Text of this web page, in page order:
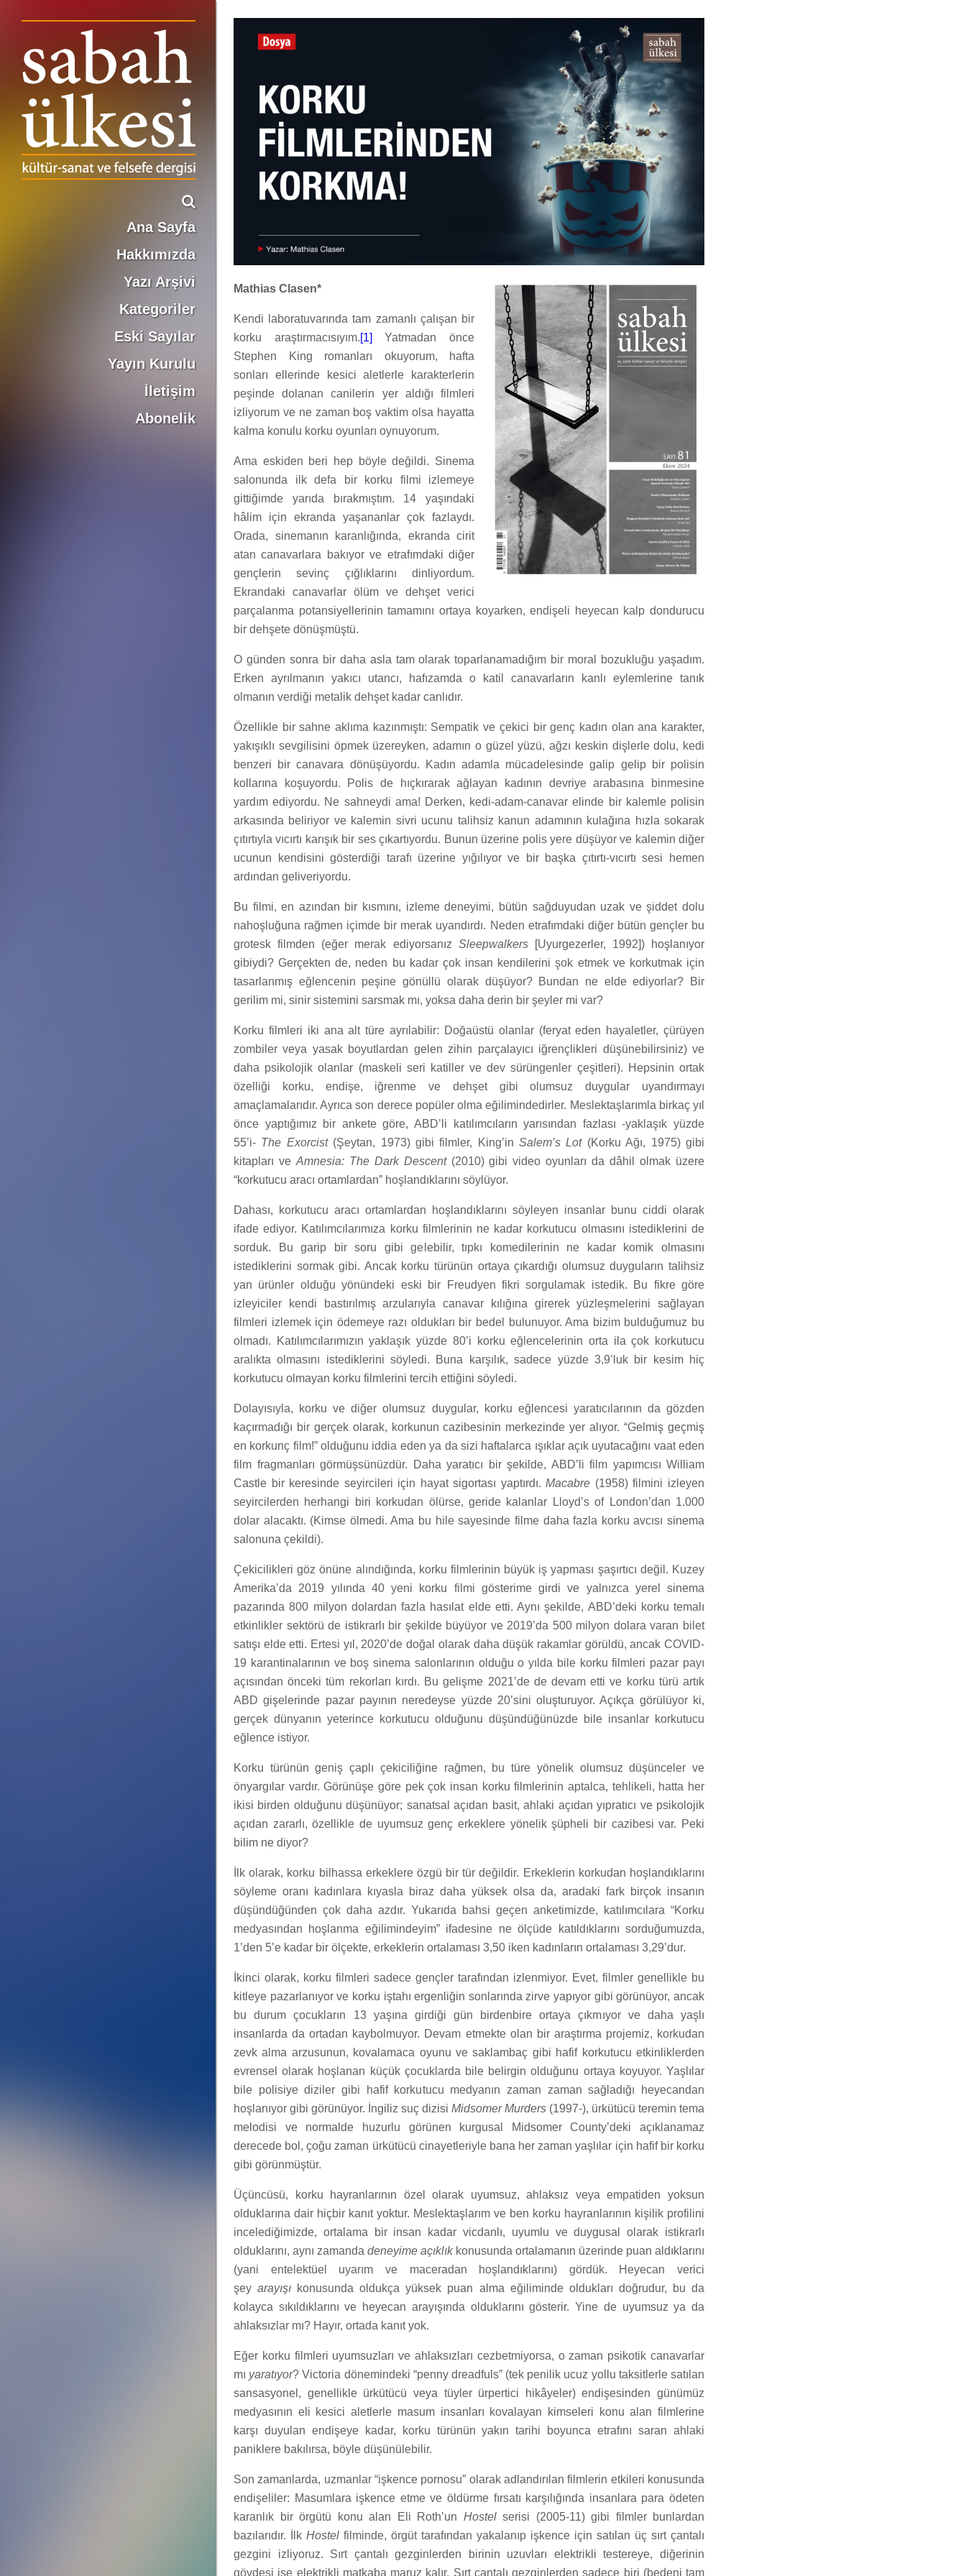
Ana Sayfa
Hakkımızda
Yazı Arşivi
Kategoriler
Eski Sayılar
Yayın Kurulu
İletişim
Abonelik
Mathias Clasen*
Kendi laboratuvarında tam zamanlı çalışan bir
korku araştırmacısıyım.[1] Yatmadan önce
Stephen King romanları okuyorum, hafta
sonları ellerinde kesici aletlerle karakterlerin
peşinde dolanan canilerin yer aldığı filmleri
izliyorum ve ne zaman boş vaktim olsa hayatta
kalma konulu korku oyunları oynuyorum.
Ama eskiden beri hep böyle değildi. Sinema
salonunda ilk defa bir korku filmi izlemeye
gittiğimde yarıda bırakmıştım. 14 yaşındaki
hâlim için ekranda yaşananlar çok fazlaydı.
Orada, sinemanın karanlığında, ekranda cirit
atan canavarlara bakıyor ve etrafımdaki diğer
gençlerin sevinç çığlıklarını dinliyordum.
Ekrandaki canavarlar ölüm ve dehşet verici
parçalanma potansiyellerinin tamamını ortaya koyarken, endişeli heyecan kalp dondurucu
bir dehşete dönüşmüştü.
O günden sonra bir daha asla tam olarak toparlanamadığım bir moral bozukluğu yaşadım.
Erken ayrılmanın yakıcı utancı, hafızamda o katil canavarların kanlı eylemlerine tanık
olmanın verdiği metalik dehşet kadar canlıdır.
Özellikle bir sahne aklıma kazınmıştı: Sempatik ve çekici bir genç kadın olan ana karakter,
yakışıklı sevgilisini öpmek üzereyken, adamın o güzel yüzü, ağzı keskin dişlerle dolu, kedi
benzeri bir canavara dönüşüyordu. Kadın adamla mücadelesinde galip gelip bir polisin
kollarına koşuyordu. Polis de hıçkırarak ağlayan kadının devriye arabasına binmesine
yardım ediyordu. Ne sahneydi ama! Derken, kedi-adam-canavar elinde bir kalemle polisin
arkasında beliriyor ve kalemin sivri ucunu talihsiz kanun adamının kulağına hızla sokarak
çıtırtıyla vıcırtı karışık bir ses çıkartıyordu. Bunun üzerine polis yere düşüyor ve kalemin diğer
ucunun kendisini gösterdiği tarafı üzerine yığılıyor ve bir başka çıtırtı-vıcırtı sesi hemen
ardından geliveriyordu.
Bu filmi, en azından bir kısmını, izleme deneyimi, bütün sağduyudan uzak ve şiddet dolu
nahoşluğuna rağmen içimde bir merak uyandırdı. Neden etrafımdaki diğer bütün gençler bu
grotesk filmden (eğer merak ediyorsanız Sleepwalkers[Uyurgezerler, 1992]) hoşlanıyor
gibiydi? Gerçekten de, neden bu kadar çok insan kendilerini şok etmek ve korkutmak için
tasarlanmış eğlencenin peşine gönüllü olarak düşüyor? Bundan ne elde ediyorlar? Bir
gerilim mi, sinir sistemini sarsmak mı, yoksa daha derin bir şeyler mi var?
Korku filmleri iki ana alt türe ayrılabilir: Doğaüstü olanlar (feryat eden hayaletler, çürüyen
zombiler veya yasak boyutlardan gelen zihin parçalayıcı iğrençlikleri düşünebilirsiniz) ve
daha psikolojik olanlar (maskeli seri katiller ve dev sürüngenler çeşitleri). Hepsinin ortak
özelliği korku, endişe, iğrenme ve dehşet gibi olumsuz duygular uyandırmayı
amaçlamalarıdır. Ayrıca son derece popüler olma eğilimindedirler. Meslektaşlarımla birkaç yıl
önce yaptığımız bir ankete göre, ABD’li katılımcıların yarısından fazlası -yaklaşık yüzde
55’i- The Exorcist(Şeytan, 1973) gibi filmler, King’inSalem’s Lot(Korku Ağı, 1975) gibi
kitapları ve Amnesia: The Dark Descent(2010) gibi video oyunları da dâhil olmak üzere
“korkutucu aracı ortamlardan” hoşlandıklarını söylüyor.
Dahası, korkutucu aracı ortamlardan hoşlandıklarını söyleyen insanlar bunu ciddi olarak
ifade ediyor. Katılımcılarımıza korku filmlerinin ne kadar korkutucu olmasını istediklerini de
sorduk. Bu garip bir soru gibi gelebilir, tıpkı komedilerinin ne kadar komik olmasını
istediklerini sormak gibi. Ancak korku türünün ortaya çıkardığı olumsuz duyguların talihsiz
yan ürünler olduğu yönündeki eski bir Freudyen fikri sorgulamak istedik. Bu fikre göre
izleyiciler kendi bastırılmış arzularıyla canavar kılığına girerek yüzleşmelerini sağlayan
filmleri izlemek için ödemeye razı oldukları bir bedel bulunuyor. Ama bizim bulduğumuz bu
olmadı. Katılımcılarımızın yaklaşık yüzde 80’i korku eğlencelerinin orta ila çok korkutucu
aralıkta olmasını istediklerini söyledi. Buna karşılık, sadece yüzde 3,9’luk bir kesim hiç
korkutucu olmayan korku filmlerini tercih ettiğini söyledi.
Dolayısıyla, korku ve diğer olumsuz duygular, korku eğlencesi yaratıcılarının da gözden
kaçırmadığı bir gerçek olarak, korkunun cazibesinin merkezinde yer alıyor. “Gelmiş geçmiş
en korkunç film!” olduğunu iddia eden ya da sizi haftalarca ışıklar açık uyutacağını vaat eden
film fragmanları görmüşsünüzdür. Daha yaratıcı bir şekilde, ABD’li film yapımcısı William
Castle bir keresinde seyircileri için hayat sigortası yaptırdı.Macabre (1958) filmini izleyen
seyircilerden herhangi biri korkudan ölürse, geride kalanlar Lloyd’s of London’dan 1.000
dolar alacaktı. (Kimse ölmedi. Ama bu hile sayesinde filme daha fazla korku avcısı sinema
salonuna çekildi).
Çekicilikleri göz önüne alındığında, korku filmlerinin büyük iş yapması şaşırtıcı değil. Kuzey
Amerika’da 2019 yılında 40 yeni korku filmi gösterime girdi ve yalnızca yerel sinema
pazarında 800 milyon dolardan fazla hasılat elde etti. Aynı şekilde, ABD’deki korku temalı
etkinlikler sektörü de istikrarlı bir şekilde büyüyor ve 2019’da 500 milyon dolara varan bilet
satışı elde etti. Ertesi yıl, 2020’de doğal olarak daha düşük rakamlar görüldü, ancak COVID-
19 karantinalarının ve boş sinema salonlarının olduğu o yılda bile korku filmleri pazar payı
açısından önceki tüm rekorları kırdı. Bu gelişme 2021’de de devam etti ve korku türü artık
ABD gişelerinde pazar payının neredeyse yüzde 20’sini oluşturuyor. Açıkça görülüyor ki,
gerçek dünyanın yeterince korkutucu olduğunu düşündüğünüzde bile insanlar korkutucu
eğlence istiyor.
Korku türünün geniş çaplı çekiciliğine rağmen, bu türe yönelik olumsuz düşünceler ve
önyargılar vardır. Görünüşe göre pek çok insan korku filmlerinin aptalca, tehlikeli, hatta her
ikisi birden olduğunu düşünüyor; sanatsal açıdan basit, ahlaki açıdan yıpratıcı ve psikolojik
açıdan zararlı, özellikle de uyumsuz genç erkeklere yönelik şüpheli bir cazibesi var. Peki
bilim ne diyor?
İlk olarak, korku bilhassa erkeklere özgü bir tür değildir. Erkeklerin korkudan hoşlandıklarını
söyleme oranı kadınlara kıyasla biraz daha yüksek olsa da, aradaki fark birçok insanın
düşündüğünden çok daha azdır. Yukarıda bahsi geçen anketimizde, katılımcılara “Korku
medyasından hoşlanma eğilimindeyim” ifadesine ne ölçüde katıldıklarını sorduğumuzda,
1’den 5’e kadar bir ölçekte, erkeklerin ortalaması 3,50 iken kadınların ortalaması 3,29’dur.
İkinci olarak, korku filmleri sadece gençler tarafından izlenmiyor. Evet, filmler genellikle bu
kitleye pazarlanıyor ve korku iştahı ergenliğin sonlarında zirve yapıyor gibi görünüyor, ancak
bu durum çocukların 13 yaşına girdiği gün birdenbire ortaya çıkmıyor ve daha yaşlı
insanlarda da ortadan kaybolmuyor. Devam etmekte olan bir araştırma projemiz, korkudan
zevk alma arzusunun, kovalamaca oyunu ve saklambaç gibi hafif korkutucu etkinliklerden
evrensel olarak hoşlanan küçük çocuklarda bile belirgin olduğunu ortaya koyuyor. Yaşlılar
bile polisiye diziler gibi hafif korkutucu medyanın zaman zaman sağladığı heyecandan
hoşlanıyor gibi görünüyor. İngiliz suç dizisi Midsomer Murders (1997-), ürkütücü teremin tema
melodisi ve normalde huzurlu görünen kurgusal Midsomer County’deki açıklanamaz
derecede bol, çoğu zaman ürkütücü cinayetleriyle bana her zaman yaşlılar için hafif bir korku
gibi görünmüştür.
Üçüncüsü, korku hayranlarının özel olarak uyumsuz, ahlaksız veya empatiden yoksun
olduklarına dair hiçbir kanıt yoktur. Meslektaşlarım ve ben korku hayranlarının kişilik profilini
incelediğimizde, ortalama bir insan kadar vicdanlı, uyumlu ve duygusal olarak istikrarlı
olduklarını, aynı zamanda deneyime açıklıkkonusunda ortalamanın üzerinde puan aldıklarını
(yani entelektüel uyarım ve maceradan hoşlandıklarını) gördük. Heyecan verici
şey arayışı konusunda oldukça yüksek puan alma eğiliminde oldukları doğrudur, bu da
kolayca sıkıldıklarını ve heyecan arayışında olduklarını gösterir. Yine de uyumsuz ya da
ahlaksızlar mı? Hayır, ortada kanıt yok.
Eğer korku filmleri uyumsuzları ve ahlaksızları cezbetmiyorsa, o zaman psikotik canavarlar
mı yaratıyor? Victoria dönemindeki “penny dreadfuls” (tek penilik ucuz yollu taksitlerle satılan
sansasyonel, genellikle ürkütücü veya tüyler ürpertici hikâyeler) endişesinden günümüz
medyasının eli kesici aletlerle masum insanları kovalayan kimseleri konu alan filmlerine
karşı duyulan endişeye kadar, korku türünün yakın tarihi boyunca etrafını saran ahlaki
paniklere bakılırsa, böyle düşünülebilir.
Son zamanlarda, uzmanlar “işkence pornosu” olarak adlandırılan filmlerin etkileri konusunda
endişeliler: Masumlara işkence etme ve öldürme fırsatı karşılığında insanlara para ödeten
karanlık bir örgütü konu alan Eli Roth’un Hostelserisi (2005-11) gibi filmler bunlardan
bazılarıdır. İlk Hostel filminde, örgüt tarafından yakalanıp işkence için satılan üç sırt çantalı
gezgini izliyoruz. Sırt çantalı gezginlerden birinin uzuvları elektrikli testereye, diğerinin
gövdesi ise elektrikli matkaba maruz kalır. Sırt çantalı gezginlerden sadece biri (bedeni tam